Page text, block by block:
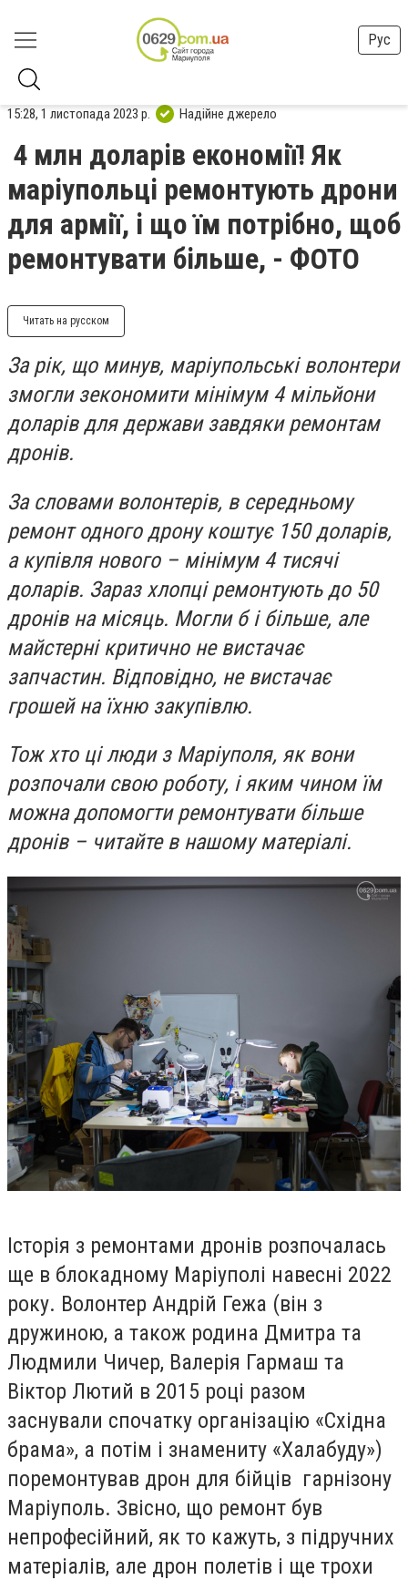
Рус
15:28, 1 листопада 2023 р. Надійне джерело
4 млн доларів економії! Як
маріупольці ремонтують дрони
для армії, і що їм потрібно, щоб
ремонтувати більше, - ФОТО
Читать на русском
За рік, що минув, маріупольські волонтери
змогли зекономити мінімум 4 мільйони
доларів для держави завдяки ремонтам
дронів.
За словами волонтерів, в середньому
ремонт одного дрону коштує 150 доларів,
а купівля нового – мінімум 4 тисячі
доларів. Зараз хлопці ремонтують до 50
дронів на місяць. Могли б і більше, але
майстерні критично не вистачає
запчастин. Відповідно, не вистачає
грошей на їхню закупівлю.
Тож хто ці люди з Маріуполя, як вони
розпочали свою роботу, і яким чином їм
можна допомогти ремонтувати більше
дронів – читайте в нашому матеріалі.
Історія з ремонтами дронів розпочалась
ще в блокадному Маріуполі навесні 2022
року. Волонтер Андрій Гежа (він з
дружиною, а також родина Дмитра та
Людмили Чичер, Валерія Гармаш та
Віктор Лютий в 2015 році разом
заснували спочатку організацію «Східна
брама», а потім і знамениту «Халабуду»)
поремонтував дрон для бійців гарнізону
Маріуполь. Звісно, що ремонт був
непрофесійний, як то кажуть, з підручних
матеріалів, але дрон полетів і ще трохи